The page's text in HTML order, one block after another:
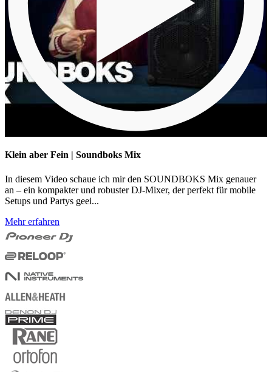
Klein aber Fein | Soundboks Mix
In diesem Video schaue ich mir den SOUNDBOKS Mix genauer
an – ein kompakter und robuster DJ-Mixer, der perfekt für mobile
Setups und Partys geei...
Mehr erfahren